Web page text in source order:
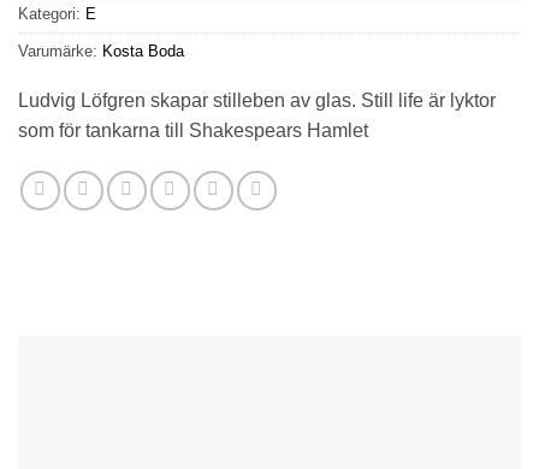
Kategori: E
Varumärke: Kosta Boda
Ludvig Löfgren skapar stilleben av glas. Still life är lyktor
som för tankarna till Shakespears Hamlet